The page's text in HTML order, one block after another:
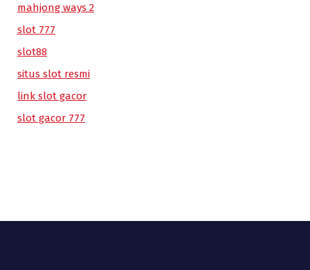
mahjong ways 2
slot 777
slot88
situs slot resmi
link slot gacor
slot gacor 777